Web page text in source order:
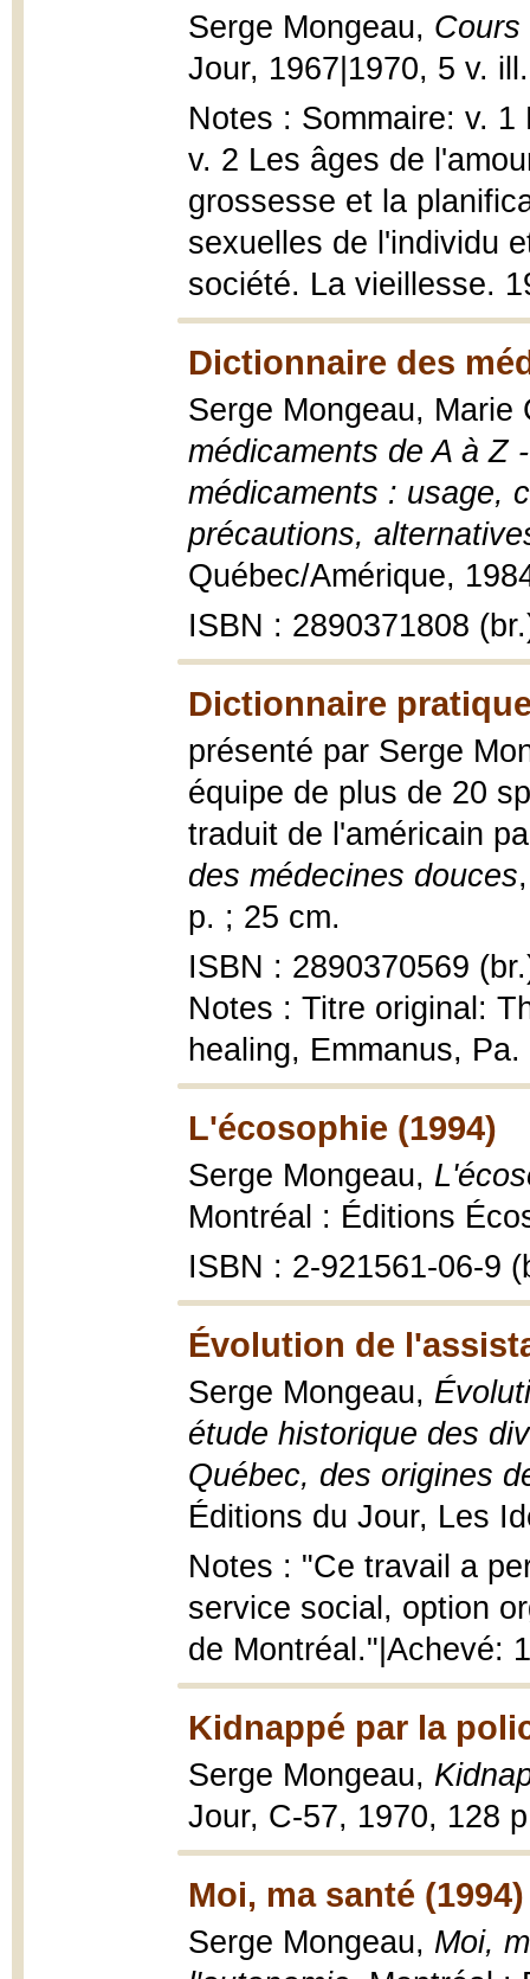
Serge Mongeau, Cours
Jour, 1967|1970, 5 v.
Notes : Sommaire: v.
v. 2 Les âges de
grossesse et la
sexuelles de l'individu
société. La vieillesse.
Dictionnaire des
Serge Mongeau,
médicaments de A à Z
médicaments : usage,
précautions,
Québec/Amérique,
ISBN : 2890371808
Dictionnaire
présenté par Serge
équipe de plus de 20
traduit de l'américain
des médecines douces
p. ; 25 cm.
ISBN : 2890370569
Notes : Titre original:
healing, Emmanus,
L'écosophie (1994)
Serge Mongeau,
Montréal : Éditions
ISBN : 2-921561-06-9
Évolution de
Serge Mongeau,
étude historique des
Québec, des origines
Éditions du Jour, Les
Notes : "Ce travail a
service social, option
de Montréal."|Achevé:
Kidnappé par la
Serge Mongeau,
Jour, C-57, 1970, 128
Moi, ma santé (1994)
Serge Mongeau, Moi,